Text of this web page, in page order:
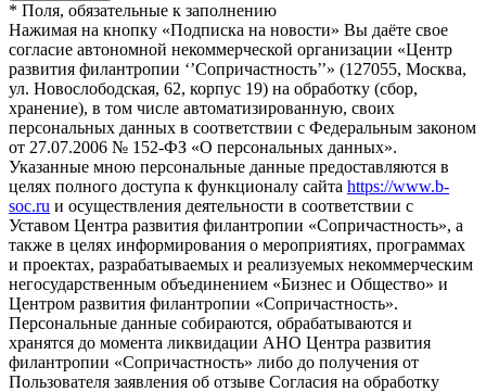
* Поля, обязательные к заполнению
Нажимая на кнопку «Подписка на новости» Вы даёте свое
согласие автономной некоммерческой организации «Центр
развития филантропии ‘’Сопричастность’’» (127055, Москва,
ул. Новослободская, 62, корпус 19) на обработку (сбор,
хранение), в том числе автоматизированную, своих
персональных данных в соответствии с Федеральным законом
от 27.07.2006 № 152-ФЗ «О персональных данных».
Указанные мною персональные данные предоставляются в
целях полного доступа к функционалу сайта https://www.b-
soc.ru и осуществления деятельности в соответствии с
Уставом Центра развития филантропии «Сопричастность», а
также в целях информирования о мероприятиях, программах
и проектах, разрабатываемых и реализуемых некоммерческим
негосударственным объединением «Бизнес и Общество» и
Центром развития филантропии «Сопричастность».
Персональные данные собираются, обрабатываются и
хранятся до момента ликвидации АНО Центра развития
филантропии «Сопричастность» либо до получения от
Пользователя заявления об отзыве Согласия на обработку